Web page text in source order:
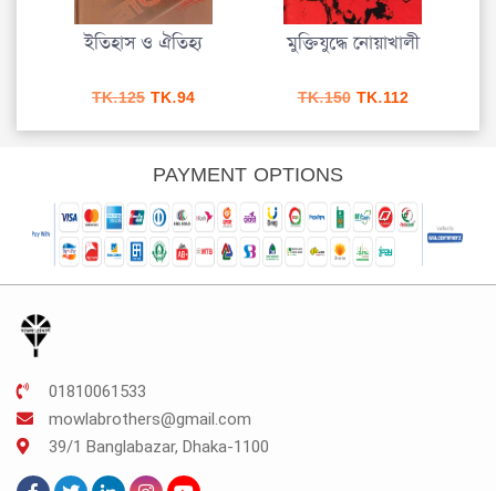
ইতিহাস ও ঐতিহ্য
TK.125 Original
was:
TK.125.
TK.94Current
is:
TK.94.
মুক্তিযুদ্ধে নোয়াখালী
TK.150 Original
was:
TK.112Current
is:
PAYMENT OPTIONS
01810061533
mowlabrothers@gmail.com
39/1 Banglabazar, Dhaka-1100